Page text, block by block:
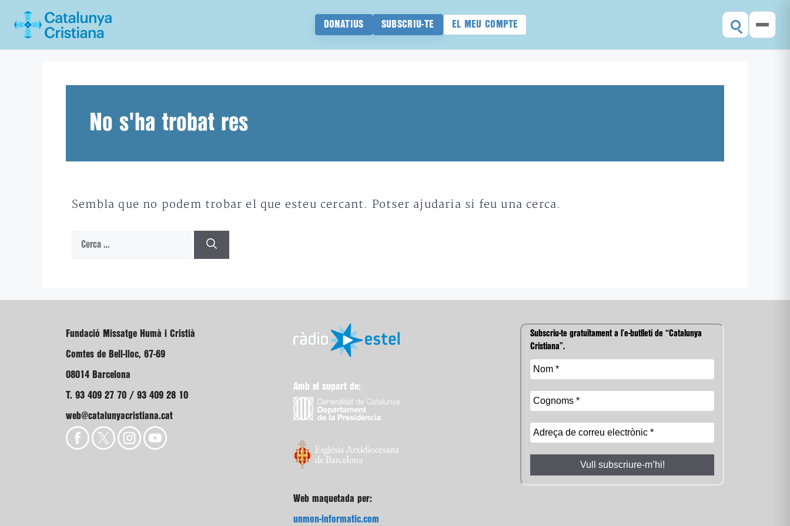
DONATIUS SUBSCRIU-TE EL MEU COMPTE
No s'ha trobat res
Sembla que no podem trobar el que esteu cercant. Potser ajudaria si feu una cerca.
Cerca:
Fundació Missatge Humà i Cristià
Comtes de Bell-lloc, 67-69
08014 Barcelona
T. 93 409 27 70 / 93 409 28 10
web@catalunyacristiana.cat
Amb el suport de:
Web maquetada per:
unmon-informatic.com
Subscriu-te gratuïtament a l’e-butlletí de “Catalunya
Cristiana”.